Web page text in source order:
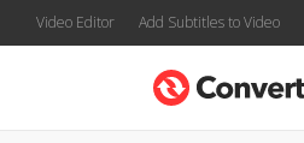
Video Editor Add Subtitles to Video